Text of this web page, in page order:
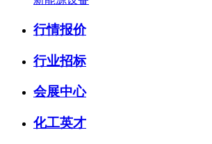
行情报价
行业招标
会展中心
化工英才